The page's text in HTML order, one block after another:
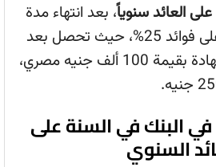
العائد سنوياً، بعد انتهاء مدة
الشهادة تحصل على فوائد 25%، حيث تحصل بعد
مرور سنة على شهادة بقيمة 100 ألف جنيه مصري،
جنيه في البنك في السنة على
السنوي